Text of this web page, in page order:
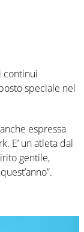
continui
speciale nel
espressa
E’ un atleta dal
gentile,